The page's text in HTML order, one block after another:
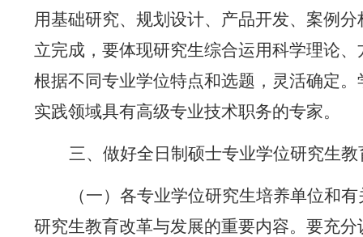
用基础研究、规划设计、产品开发、案例
立完成，要体现研究生综合运用科学理论
根据不同专业学位特点和选题，灵活确定
实践领域具有高级专业技术职务的专家。
三、做好全日制硕士专业学位研究生
（一）各专业学位研究生培养单位和
研究生教育改革与发展的重要内容。要充